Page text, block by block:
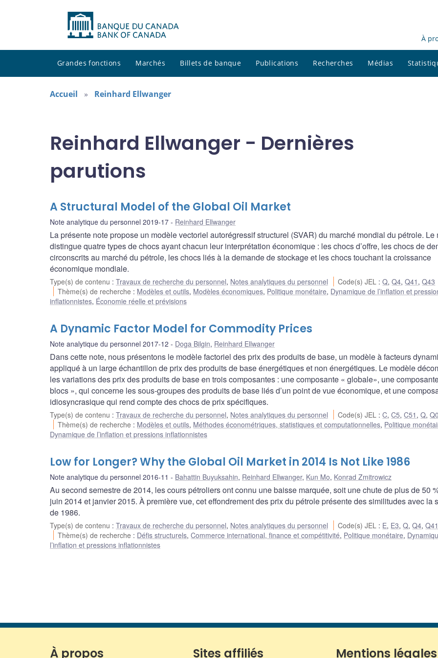
À
Grandes fonctions Marchés Billets de banque Publications Recherches Médias
Accueil Reinhard Ellwanger
Reinhard Ellwanger - Dernières
parutions
A Structural Model of the Global Oil Market
Note analytique du personnel 2019-17 Reinhard Ellwanger
La présente note propose un modèle vectoriel autorégressif structurel (SVAR) du marché mondial du pétrole. Le
distingue quatre types de chocs ayant chacun leur interprétation économique : les chocs d’offre, les chocs de
circonscrits au marché du pétrole, les chocs liés à la demande de stockage et les chocs touchant la croissance
économique mondiale.
Type(s) de contenu : Travaux de recherche du personnel, Notes analytiques du personnel Code(s) JEL :Q,Q4,Q41 ,Q43
Thème(s) de recherche : Modèles et outils, Modèles économiques, Politique monétaire, Dynamique de l’inflation et
inflationnistes, Économie réelle et prévisions
A Dynamic Factor Model for Commodity Prices
Note analytique du personnel 2017-12 Doga Bilgin, Reinhard Ellwanger
Dans cette note, nous présentons le modèle factoriel des prix des produits de base, un modèle à facteurs
appliqué à un large échantillon de prix des produits de base énergétiques et non énergétiques. Le modèle
les variations des prix des produits de base en trois composantes : une composante « globale», une
blocs », qui concerne les sous-groupes des produits de base liés d’un point de vue économique, et une
idiosyncrasique qui rend compte des chocs de prix spécifiques.
Type(s) de contenu : Travaux de recherche du personnel, Notes analytiques du personnel Code(s) JEL :C,C5,C51 ,Q,Q0
Thème(s) de recherche : Modèles et outils, Méthodes économétriques, statistiques et computationnelles, Politique
Dynamique de l’inflation et pressions inflationnistes
Low for Longer? Why the Global Oil Market in 2014 Is Not Like 1986
Note analytique du personnel 2016-11 Bahattin Buyuksahin, Reinhard Ellwanger, Kun Mo, Konrad Zmitrowicz
Au second semestre de 2014, les cours pétroliers ont connu une baisse marquée, soit une chute de plus de 50
juin 2014 et janvier 2015. À première vue, cet effondrement des prix du pétrole présente des similitudes avec la
de 1986.
Type(s) de contenu : Travaux de recherche du personnel, Notes analytiques du personnel Code(s) JEL : E, E3,Q,Q4,Q41
Thème(s) de recherche : Défis structurels,Commerce international, finance et compétitivité, Politique monétaire,
l’inflation et pressions inflationnistes
À propos Sites affiliés Mentions légales